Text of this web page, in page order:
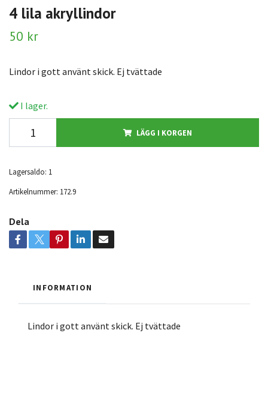
4 lila akryllindor
50 kr
Lindor i gott använt skick. Ej tvättade
I lager.
LÄGG I KORGEN
Lagersaldo: 1
Artikelnummer: 172.9
Dela
INFORMATION
Lindor i gott använt skick. Ej tvättade